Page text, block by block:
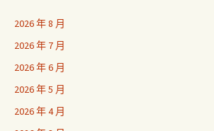
2026 年 8 月
2026 年 7 月
2026 年 6 月
2026 年 5 月
2026 年 4 月